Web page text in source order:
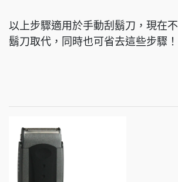
以上步驟適用於手動刮鬍刀，現在
鬍刀取代，同時也可省去這些步驟！